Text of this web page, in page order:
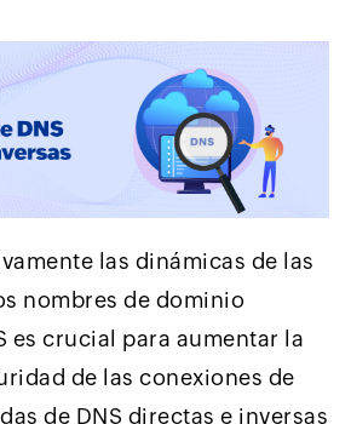
las dinámicas de las
nombres de dominio
es crucial para aumentar la
de las conexiones de
de DNS directas e inversas